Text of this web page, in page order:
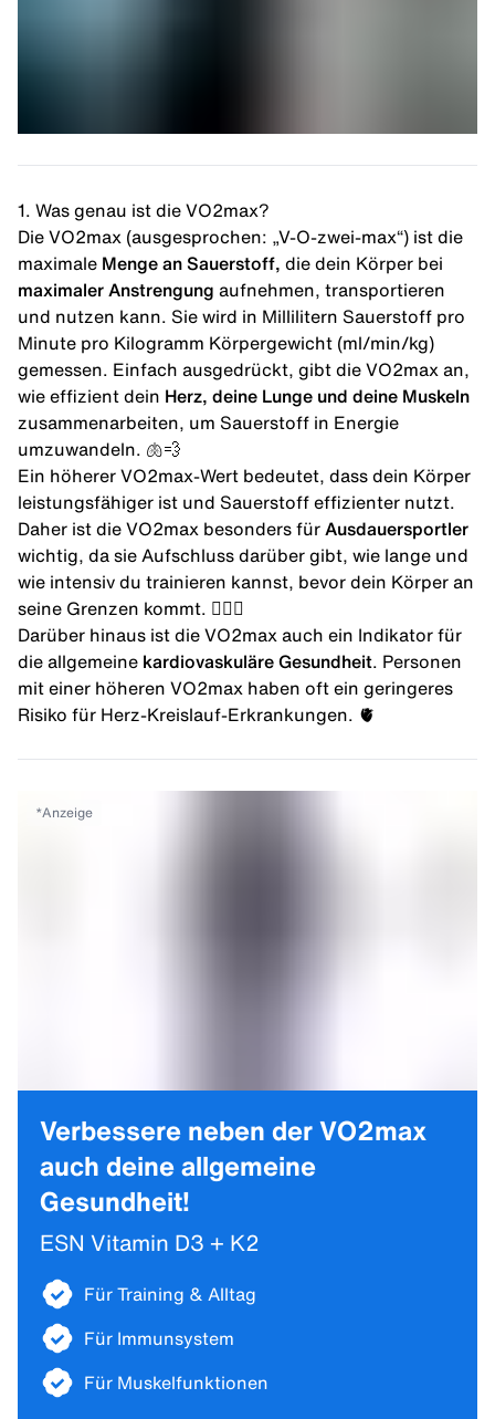
1. Was genau ist die VO2max?
Die VO2max (ausgesprochen: „V-O-zwei-max“) ist die
maximale Menge an Sauerstoff, die dein Körper bei
maximaler Anstrengung aufnehmen, transportieren
und nutzen kann. Sie wird in Millilitern Sauerstoff pro
Minute pro Kilogramm Körpergewicht (ml/min/kg)
gemessen. Einfach ausgedrückt, gibt die VO2max an,
wie effizient dein Herz, deine Lunge und deine Muskeln
zusammenarbeiten, um Sauerstoff in Energie
umzuwandeln. 🫁💨
Ein höherer VO2max-Wert bedeutet, dass dein Körper
leistungsfähiger ist und Sauerstoff effizienter nutzt.
Daher ist die VO2max besonders für Ausdauersportler
wichtig, da sie Aufschluss darüber gibt, wie lange und
wie intensiv du trainieren kannst, bevor dein Körper an
seine Grenzen kommt. 🏃🏻‍♂️
Darüber hinaus ist die VO2max auch ein Indikator für
die allgemeine kardiovaskuläre Gesundheit . Personen
mit einer höheren VO2max haben oft ein geringeres
Risiko für Herz-Kreislauf-Erkrankungen. 🫀
*Anzeige
Verbessere neben der VO2max
auch deine allgemeine
Gesundheit!
ESN Vitamin D3 + K2
Für Training & Alltag
Für Immunsystem
Für Muskelfunktionen